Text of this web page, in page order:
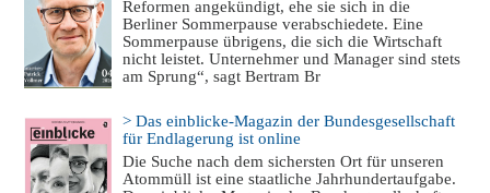
Reformen angekündigt, ehe sie sich in die
Berliner Sommerpause verabschiedete. Eine
Sommerpause übrigens, die sich die Wirtschaft
nicht leistet. Unternehmer und Manager sind stets
am Sprung“, sagt Bertram Br
> Das einblicke-Magazin der Bundesgesellschaft
für Endlagerung ist online
Die Suche nach dem sichersten Ort für unseren
Atommüll ist eine staatliche Jahrhundertaufgabe.